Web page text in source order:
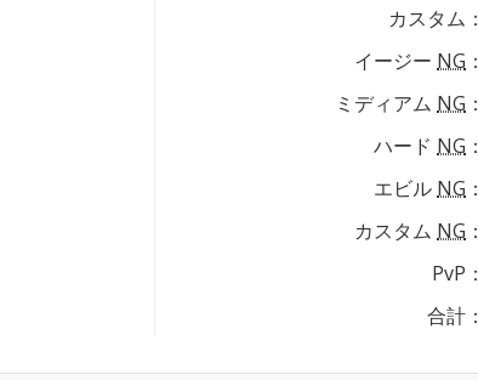
カスタム ：
イージー NG ：
ミディアム NG ：
ハード NG ：
エビル NG ：
カスタム NG ：
PvP ：
合計：